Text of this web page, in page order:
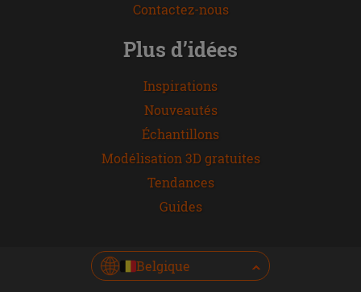
Contactez-nous
Plus d’idées
Inspirations
Nouveautés
Échantillons
Modélisation 3D gratuites
Tendances
Guides
Belgique